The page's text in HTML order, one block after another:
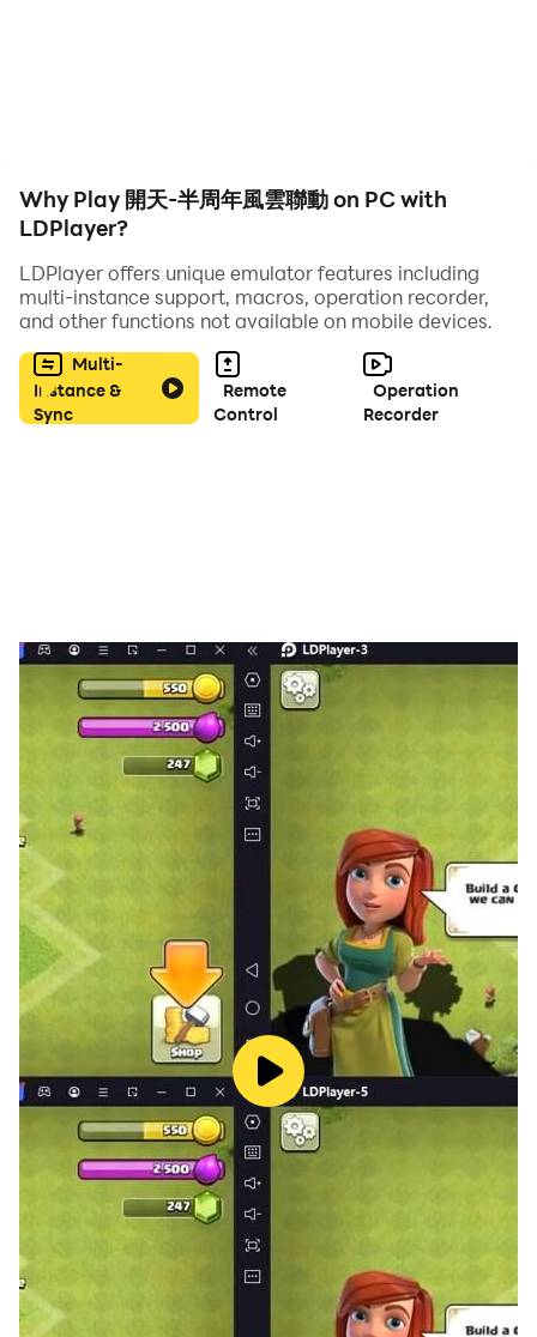
你可釣魚、煉丹、採礦、馴靈寵，也能透過離線修煉功能在
不登入時持續成長。若使用雷電模擬器在 PC 上遊玩，還能
開啟多個帳號同時掛機練功，讓修煉更高效、輕鬆。
智能互動，社交零壓
《開天》打破傳統 MMO 的強制社交規則，AI 系統可協助
自動組隊或支援戰鬥，讓你即使單人冒險也能享受完整劇
次透過雷電模擬器在PC大屏幕下完美呈現。
每一次劍氣爆發、法術交擊，都是一場視覺與聽覺的饗宴。
這是一場從凡塵到仙域的歷練，一段關於信念與飛升的旅
程。《開天》讓你自由定義修仙的樣貌，而 雷電模擬器 則
讓這段旅程更加流暢、壯麗、真實。
立即在PC上體驗，啟程你的開天之道，書寫屬於自己的修
仙傳奇。
Why Play 開天-半周年風雲聯動 on PC with
LDPlayer?
LDPlayer offers unique emulator features including
multi-instance support, macros, operation recorder,
and other functions not available on mobile devices.
Multi-
Instance &
Sync
Remote
Control
Operation
Recorder